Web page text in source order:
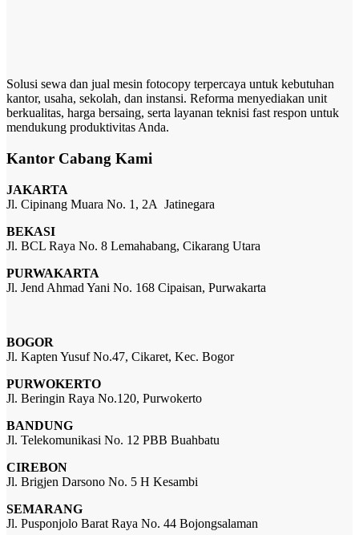
Solusi sewa dan jual mesin fotocopy terpercaya untuk kebutuhan
kantor, usaha, sekolah, dan instansi. Reforma menyediakan unit
berkualitas, harga bersaing, serta layanan teknisi fast respon untuk
mendukung produktivitas Anda.
Kantor Cabang Kami
JAKARTA
Jl. Cipinang Muara No. 1, 2A Jatinegara
BEKASI
Jl. BCL Raya No. 8 Lemahabang, Cikarang Utara
PURWAKARTA
Jl. Jend Ahmad Yani No. 168 Cipaisan, Purwakarta
BOGOR
Jl. Kapten Yusuf No.47, Cikaret, Kec. Bogor
PURWOKERTO
Jl. Beringin Raya No.120, Purwokerto
BANDUNG
Jl. Telekomunikasi No. 12 PBB Buahbatu
CIREBON
Jl. Brigjen Darsono No. 5 H Kesambi
SEMARANG
Jl. Pusponjolo Barat Raya No. 44 Bojongsalaman